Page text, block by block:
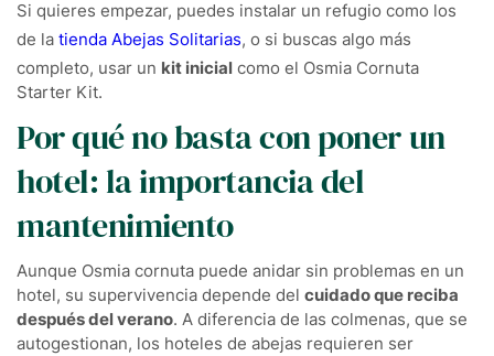
Si quieres empezar, puedes instalar un refugio como los
de la tienda Abejas Solitarias, o si buscas algo más
completo, usar un kit inicial como el Osmia Cornuta
Starter Kit.
Por qué no basta con poner un
hotel: la importancia del
mantenimiento
Aunque Osmia cornuta puede anidar sin problemas en un
hotel, su supervivencia depende del cuidado que reciba
después del verano. A diferencia de las colmenas, que se
autogestionan, los hoteles de abejas requieren ser